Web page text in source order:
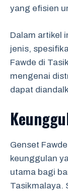
yang efisien
Dalam artikel
jenis,
Fawde di
mengenai
dapat
Genset
keunggulan
utama bagi
Tasikmalaya.